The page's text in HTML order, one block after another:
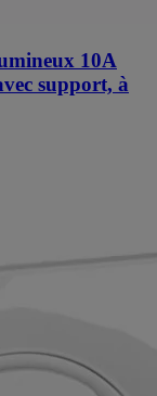
10A
support, à